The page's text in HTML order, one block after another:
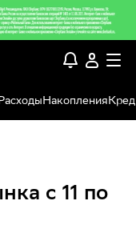
Накопления
с 11 по